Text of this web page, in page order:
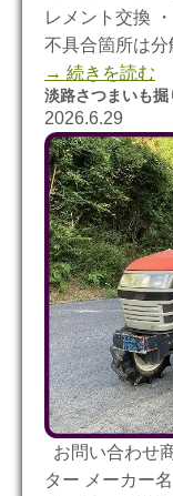
レメント交換
不具合箇所は
→ 続きを読む
淡路さつまいも掘
2026.6.29
お問い合わせ
ター メーカー